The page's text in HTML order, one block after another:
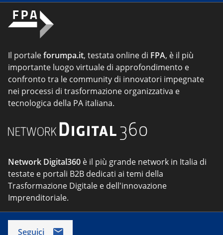
Il portaleforumpa.it, testata online di FPA, è il più
importante luogo virtuale di approfondimento e
confronto tra le community di innovatori impegnate
nei processi di trasformazione organizzativa e
tecnologica della PA italiana.
Network Digital360 è il più grande network in Italia di
testate e portali B2B dedicati ai temi della
Trasformazione Digitale e dell'innovazione
Imprenditoriale.
Seguici